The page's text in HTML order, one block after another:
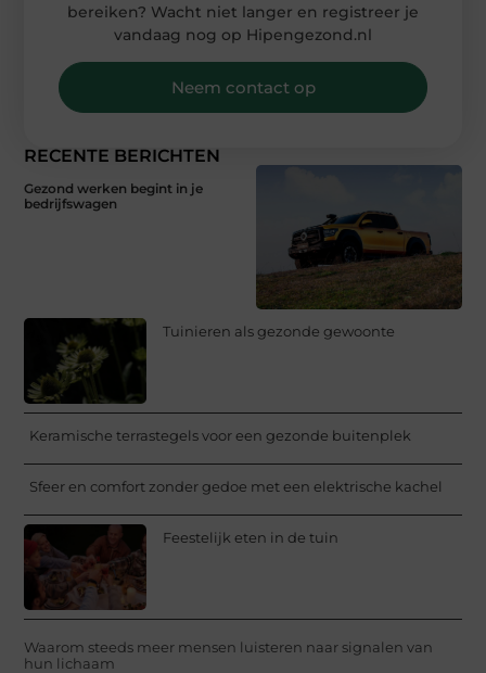
RECENTE BERICHTEN
Gezond werken begint in je
bedrijfswagen
Tuinieren als gezonde gewoonte
Keramische terrastegels voor een gezonde buitenplek
Sfeer en comfort zonder gedoe met een elektrische kachel
Feestelijk eten in de tuin
Waarom steeds meer mensen luisteren naar signalen van
hun lichaam
bereiken? Wacht niet langer en registreer je
vandaag nog op Hipengezond.nl
Neem contact op